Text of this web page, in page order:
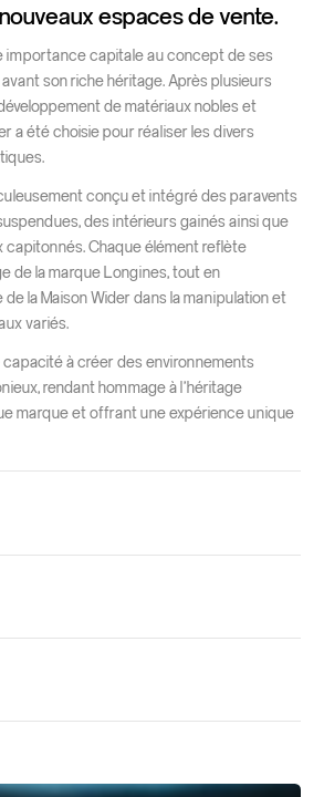
espaces de vente.
importance capitale au concept de ses
son riche héritage. Après plusieurs
de matériaux nobles et
a été choisie pour réaliser les divers
conçu et intégré des paravents
des intérieurs gainés ainsi que
capitonnés. Chaque élément reflète
de la marque Longines, tout en
la Maison Wider dans la manipulation et
variés.
à créer des environnements
rendant hommage à l’héritage
marque et offrant une expérience unique